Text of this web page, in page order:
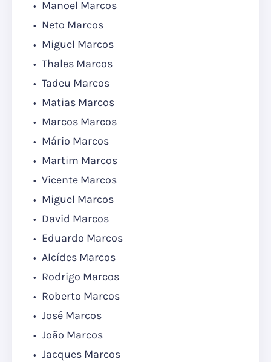
Manoel Marcos
Neto Marcos
Miguel Marcos
Thales Marcos
Tadeu Marcos
Matias Marcos
Marcos Marcos
Mário Marcos
Martim Marcos
Vicente Marcos
Miguel Marcos
David Marcos
Eduardo Marcos
Alcídes Marcos
Rodrigo Marcos
Roberto Marcos
José Marcos
João Marcos
Jacques Marcos